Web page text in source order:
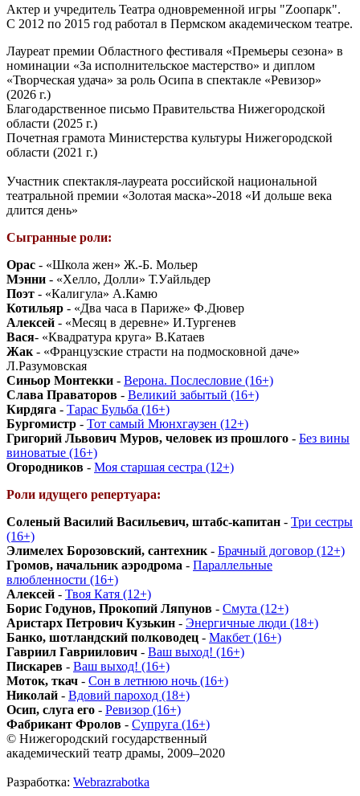
Актер и учредитель Театра одновременной игры "Zоопарк".
С 2012 по 2015 год работал в Пермском академическом театре.
Лауреат премии Областного фестиваля «Премьеры сезона» в
номинации «За исполнительское мастерство» и диплом
«Творческая удача» за роль Осипа в спектакле «Ревизор»
(2026 г.)
Благодарственное письмо Правительства Нижегородской
области (2025 г.)
Почетная грамота Министерства культуры Нижегородской
области (2021 г.)
Участник спектакля-лауреата российской национальной
театральной премии «Золотая маска»-2018 «И дольше века
длится день»
Сыгранные роли:
Орас - «Школа жен» Ж.-Б. Мольер
Мэнни - «Хелло, Долли» Т.Уайльдер
Поэт - «Калигула» А.Камю
Котильяр - «Два часа в Париже» Ф.Дювер
Алексей - «Месяц в деревне» И.Тургенев
Вася- «Квадратура круга» В.Катаев
Жак - «Французские страсти на подмосковной даче»
Л.Разумовская
Синьор Монтекки - Верона. Послесловие (16+)
Слава Праваторов - Великий забытый (16+)
Кирдяга - Тарас Бульба (16+)
Бургомистр - Тот самый Мюнхгаузен (12+)
Григорий Львович Муров, человек из прошлого - Без вины
виноватые (16+)
Огородников - Моя старшая сестра (12+)
Роли идущего репертуара:
Соленый Василий Васильевич, штабс-капитан - Три сестры
(16+)
Элимелех Борозовский, сантехник - Брачный договор (12+)
Громов, начальник аэродрома - Параллельные
влюбленности (16+)
Алексей - Твоя Катя (12+)
Борис Годунов, Прокопий Ляпунов - Смута (12+)
Аристарх Петрович Кузькин - Энергичные люди (18+)
Банко, шотландский полководец - Макбет (16+)
Гавриил Гавриилович - Ваш выход! (16+)
Пискарев - Ваш выход! (16+)
Моток, ткач - Сон в летнюю ночь (16+)
Николай - Вдовий пароход (18+)
Осип, слуга его - Ревизор (16+)
Фабрикант Фролов - Супруга (16+)
© Нижегородский государственный
академический театр драмы, 2009–2020
Разработка: Webrazrabotka